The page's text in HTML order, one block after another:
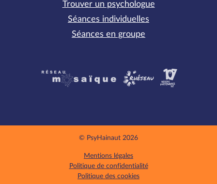
Trouver un psychologue
Séances individuelles
Séances en groupe
Partenaires
© PsyHainaut 2026
Mentions légales
Politique de confidentialité
Politique des cookies